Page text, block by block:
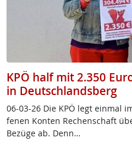
KPÖ half mit 2.350
in Deutschlandsberg
06-03-26 Die KPÖ legt ein­mal
fe­nen Kon­ten Re­chen­schaft
Be­zü­ge ab. Denn…